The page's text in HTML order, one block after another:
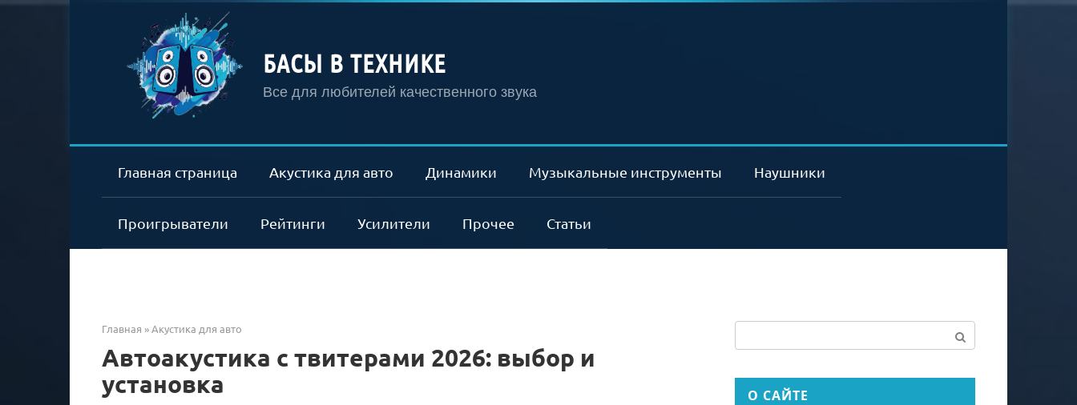
БАСЫ В ТЕХНИКЕ
Все для любителей качественного звука
Главная страница Акустика для авто Динамики Музыкальные инструменты Наушники
Проигрыватели Рейтинги Усилители Прочее Статьи
Главная »Акустика для авто
Автоакустика с твитерами 2026: выбор и
установка
О САЙТЕ